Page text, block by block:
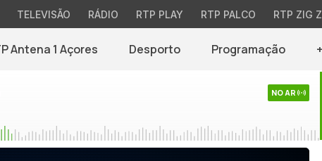
TELEVISÃO RÁDIO RTP PLAY RTP PALCO RTP ZIG
Antena 1 Açores Desporto Programação
NO AR